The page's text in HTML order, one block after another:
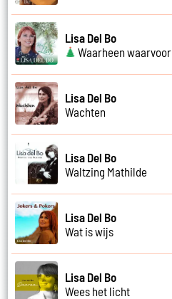
Lisa Del Bo
Waarheen waarvoor
Lisa Del Bo
Wachten
Lisa Del Bo
Waltzing Mathilde
Lisa Del Bo
Wat is wijs
Lisa Del Bo
Wees het licht